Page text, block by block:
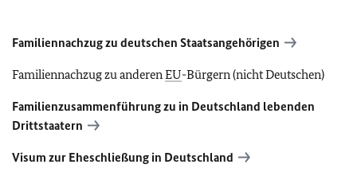
Familiennachzug zu deutschen Staatsangehörigen
Familiennachzug zu anderen EU-Bürgern (nicht Deutschen)
Familienzusammenführung zu in Deutschland lebenden
Drittstaatern
Visum zur Eheschließung in Deutschland